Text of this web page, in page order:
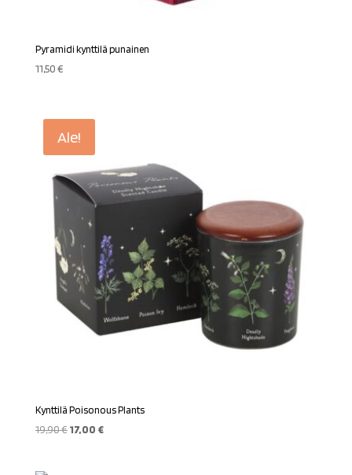
Pyramidi kynttilä punainen
11,50€
Ale!
Kynttilä Poisonous Plants
19,90€ Alkuperäinen
17,00 €Nykyinen